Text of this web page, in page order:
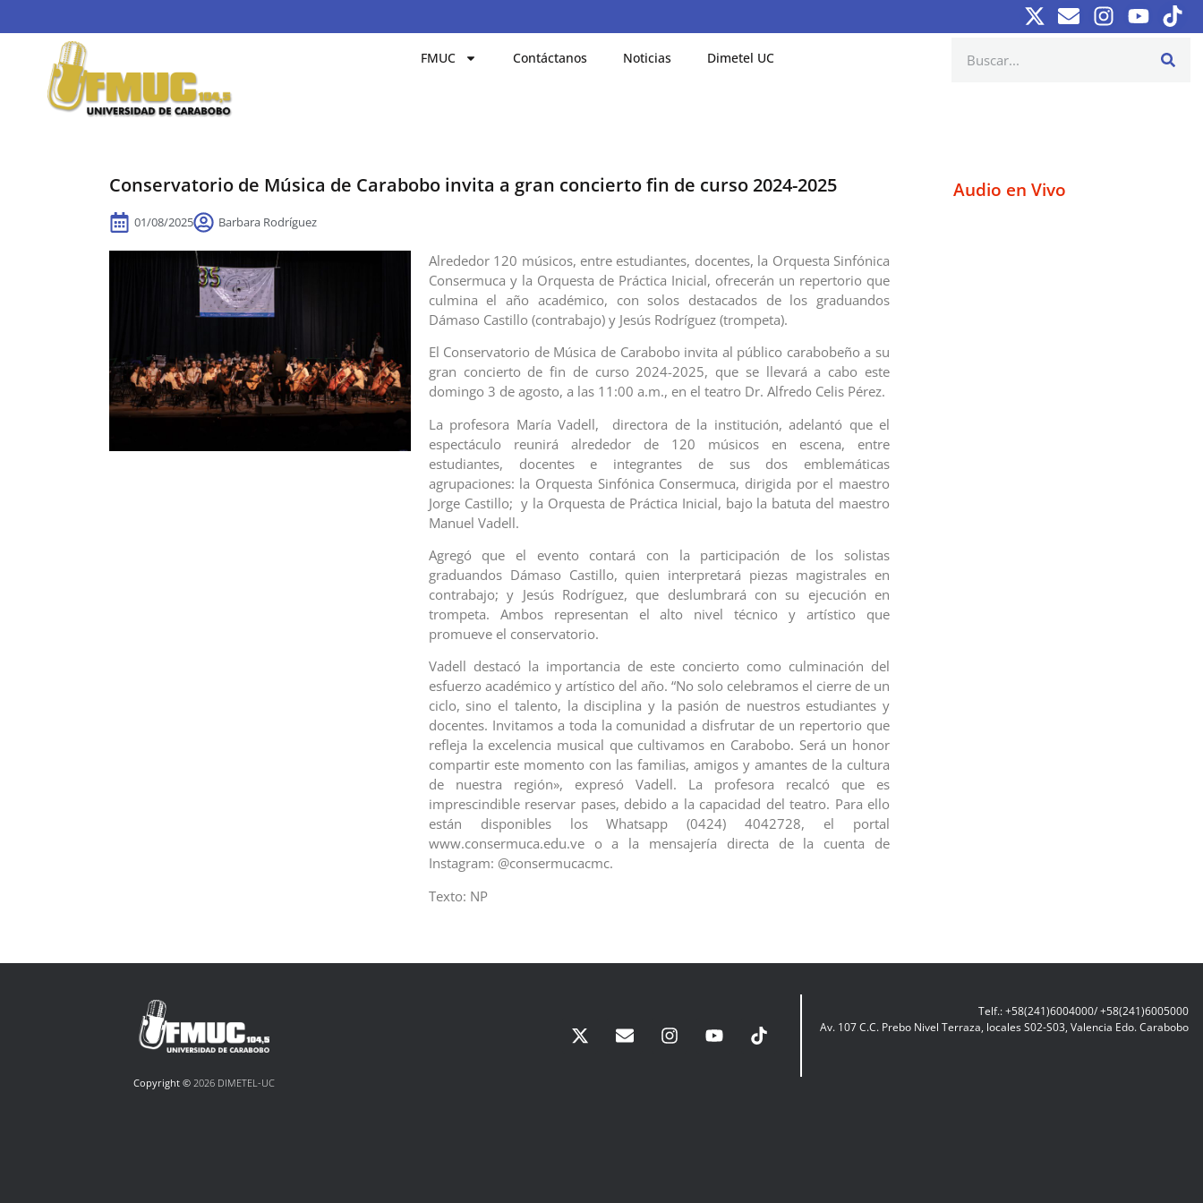
FMUC Contáctanos Noticias Dimetel UC
Conservatorio de Música de Carabobo invita a gran concierto fin de curso 2024-2025
01/08/2025 Barbara Rodríguez
Alrededor 120 músicos, entre estudiantes, docentes, la Orquesta Sinfónica
Consermuca y la Orquesta de Práctica Inicial, ofrecerán un repertorio que
culmina el año académico, con solos destacados de los graduandos
Dámaso Castillo (contrabajo) y Jesús Rodríguez (trompeta).
El Conservatorio de Música de Carabobo invita al público carabobeño a su
gran concierto de fin de curso 2024-2025, que se llevará a cabo este
domingo 3 de agosto, a las 11:00 a.m., en el teatro Dr. Alfredo Celis Pérez.
La profesora María Vadell, directora de la institución, adelantó que el
espectáculo reunirá alrededor de 120 músicos en escena, entre
estudiantes, docentes e integrantes de sus dos emblemáticas
agrupaciones: la Orquesta Sinfónica Consermuca, dirigida por el maestro
Jorge Castillo; y la Orquesta de Práctica Inicial, bajo la batuta del maestro
Manuel Vadell.
Agregó que el evento contará con la participación de los solistas
graduandos Dámaso Castillo, quien interpretará piezas magistrales en
contrabajo; y Jesús Rodríguez, que deslumbrará con su ejecución en
trompeta. Ambos representan el alto nivel técnico y artístico que
promueve el conservatorio.
Vadell destacó la importancia de este concierto como culminación del
esfuerzo académico y artístico del año. “No solo celebramos el cierre de un
ciclo, sino el talento, la disciplina y la pasión de nuestros estudiantes y
docentes. Invitamos a toda la comunidad a disfrutar de un repertorio que
refleja la excelencia musical que cultivamos en Carabobo. Será un honor
compartir este momento con las familias, amigos y amantes de la cultura
de nuestra región», expresó Vadell. La profesora recalcó que es
imprescindible reservar pases, debido a la capacidad del teatro. Para ello
están disponibles los Whatsapp (0424) 4042728, el portal
www.consermuca.edu.ve o a la mensajería directa de la cuenta de
Instagram: @consermucacmc.
Texto: NP
Audio en Vivo
Copyright ©2026 DIMETEL-UC
Telf.: +58(241)6004000/ +58(241)6005000
Av. 107 C.C. Prebo Nivel Terraza, locales S02-S03, Valencia Edo. Carabobo